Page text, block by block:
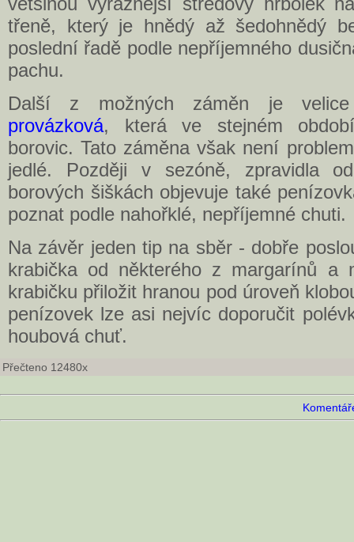
třeně, který je hnědý až šedohnědý
poslední řadě podle nepříjemného
pachu.
Další z možných záměn je
provázková, která ve stejném
borovic. Tato záměna však není
jedlé. Později v sezóně, zpravidla
borových šiškách objevuje také
poznat podle nahořklé, nepříjemné chuti.
Na závěr jeden tip na sběr - dobře
krabička od některého z margarínů a
krabičku přiložit hranou pod úroveň
penízovek lze asi nejvíc doporučit
houbová chuť.
Přečteno 12480x